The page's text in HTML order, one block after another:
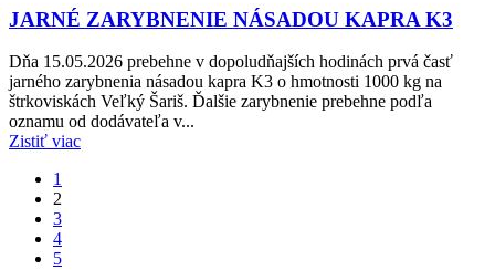
JARNÉ ZARYBNENIE NÁSADOU KAPRA K3
Dňa 15.05.2026 prebehne v dopoludňajších hodinách prvá časť
jarného zarybnenia násadou kapra K3 o hmotnosti 1000 kg na
štrkoviskách Veľký Šariš. Ďalšie zarybnenie prebehne podľa
oznamu od dodávateľa v...
Zistiť viac
1
2
3
4
5